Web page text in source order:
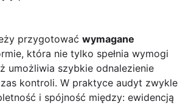
przygotować wymagane
która nie tylko spełnia wymogi
umożliwia szybkie odnalezienie
kontroli. W praktyce audyt zwykle
i spójność między: ewidencją